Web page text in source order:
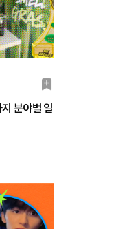
북
마
분야별 일